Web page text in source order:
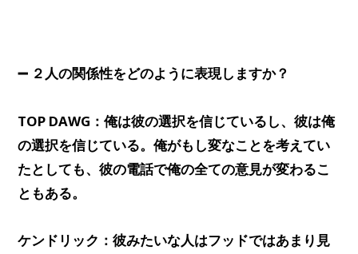
➖ ２人の関係性をどのように表現しますか？
TOP DAWG：俺は彼の選択を信じているし、彼は俺
の選択を信じている。俺がもし変なことを考えてい
たとしても、彼の電話で俺の全ての意見が変わるこ
ともある。
ケンドリック：彼みたいな人はフッドではあまり見